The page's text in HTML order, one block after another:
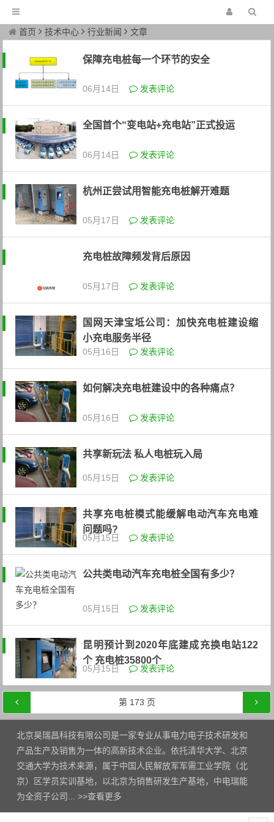
首页 技术中心 行业新闻 文章
保障充电桩每一个环节的安全
06月14日 发表评论
全国首个“变电站+充电站”正式投运
06月14日 发表评论
杭州正尝试用智能充电桩解开难题
05月17日 发表评论
充电桩故障频发背后原因
05月17日 发表评论
国网天津宝坻公司：加快充电桩建设缩
小充电服务半径
05月16日 发表评论
如何解决充电桩建设中的各种痛点？
05月16日 发表评论
共享新玩法 私人电桩玩入局
05月15日 发表评论
共享充电桩模式能缓解电动汽车充电难
问题吗?
05月15日 发表评论
公共类电动汽车充电桩全国有多少？
05月15日 发表评论
昆明预计到2020年底建成充换电站122
个 充电桩35800个
05月15日 发表评论
文章导航 第 173 页
北京昊瑞昌科技有限公司是一家专业从事电力电子技术研发和
产品生产及销售为一体的高新技术企业。依托清华大学、北京
交通大学为技术来源，属于中国人民解放军军需工业学院（北
京）区学员实训基地，以北京为销售研发生产基地，中电瑞能
为全资子公司... >>查看更多